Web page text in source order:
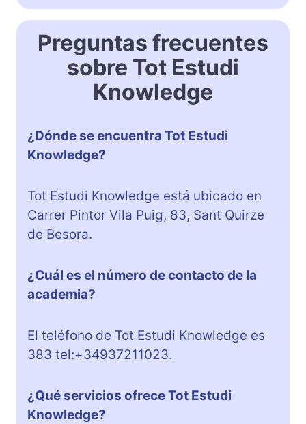
Preguntas frecuentes
sobre Tot Estudi
Knowledge
¿Dónde se encuentra Tot Estudi
Knowledge?
Tot Estudi Knowledge está ubicado en
Carrer Pintor Vila Puig, 83, Sant Quirze
de Besora.
¿Cuál es el número de contacto de la
academia?
El teléfono de Tot Estudi Knowledge es
383 tel:+34937211023.
¿Qué servicios ofrece Tot Estudi
Knowledge?